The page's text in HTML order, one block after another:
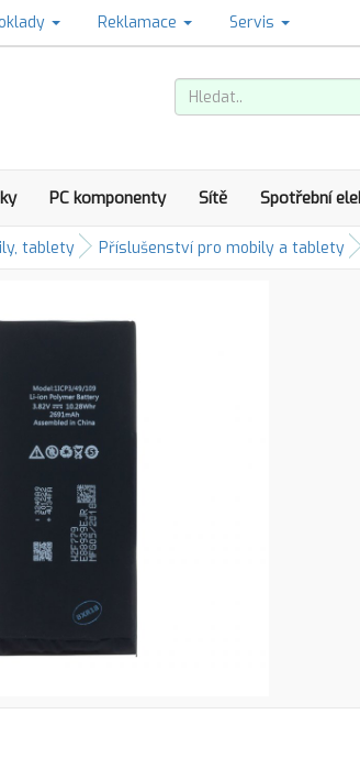
Reklamace Servis
PC komponenty Sítě Spotřební
tablety Příslušenství pro mobily a tablety